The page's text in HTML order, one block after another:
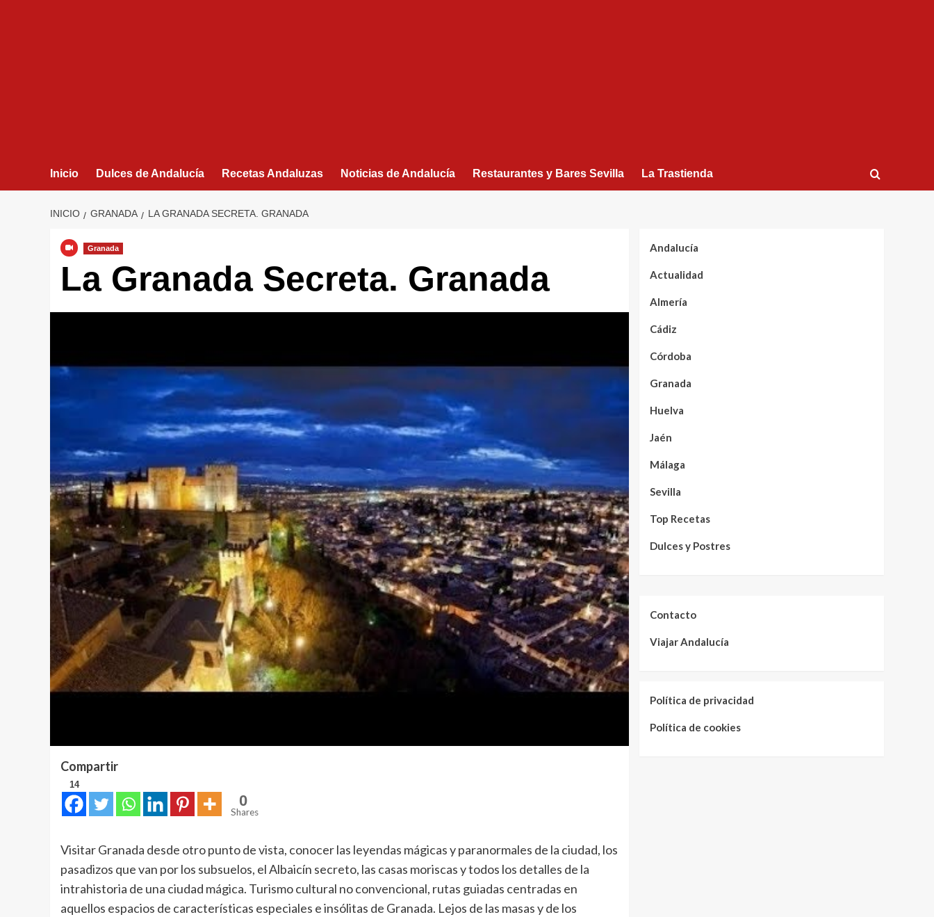
Inicio Dulces de Andalucía Recetas Andaluzas Noticias de Andalucía Restaurantes y Bares Sevilla La Trastienda
INICIO GRANADA LA GRANADA SECRETA. GRANADA
Granada
La Granada Secreta. Granada
Compartir
14
0
Shares
Visitar Granada desde otro punto de vista, conocer las leyendas mágicas y paranormales de la ciudad, los
pasadizos que van por los subsuelos, el Albaicín secreto, las casas moriscas y todos los detalles de la
intrahistoria de una ciudad mágica. Turismo cultural no convencional, rutas guiadas centradas en
aquellos espacios de características especiales e insólitas de Granada. Lejos de las masas y de los
Andalucía
Actualidad
Almería
Cádiz
Córdoba
Granada
Huelva
Jaén
Málaga
Sevilla
Top Recetas
Dulces y Postres
Contacto
Viajar Andalucía
Política de privacidad
Política de cookies